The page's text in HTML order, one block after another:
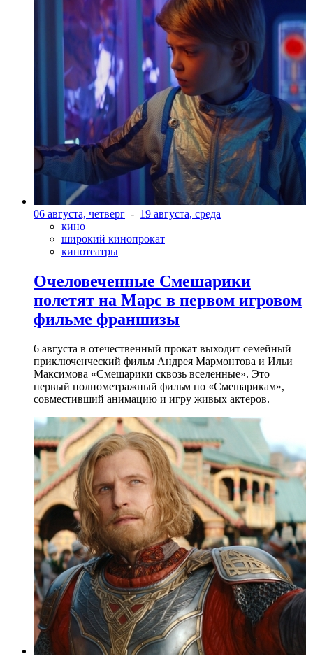
06 августа, четверг - 19 августа, среда
кино
широкий кинопрокат
кинотеатры
Очеловеченные Смешарики
полетят на Марс в первом игровом
фильме франшизы
6 августа в отечественный прокат выходит семейный
приключенческий фильм Андрея Мармонтова и Ильи
Максимова «Смешарики сквозь вселенные». Это
первый полнометражный фильм по «Смешарикам»,
совместивший анимацию и игру живых актеров.